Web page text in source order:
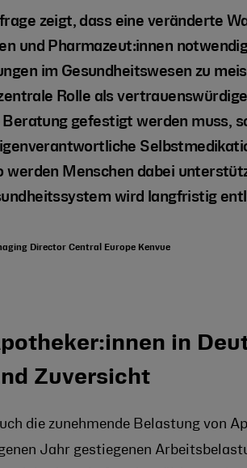
zeigt, dass eine veränderte
und Pharmazeut:innen
im Gesundheitswesen zu
Rolle als
gefestigt werden muss,
werden Menschen dabei
wird langfristig
Director Central Europe Kenvue
in
Zuversicht
die zunehmende Belastung von
Jahr gestiegenen